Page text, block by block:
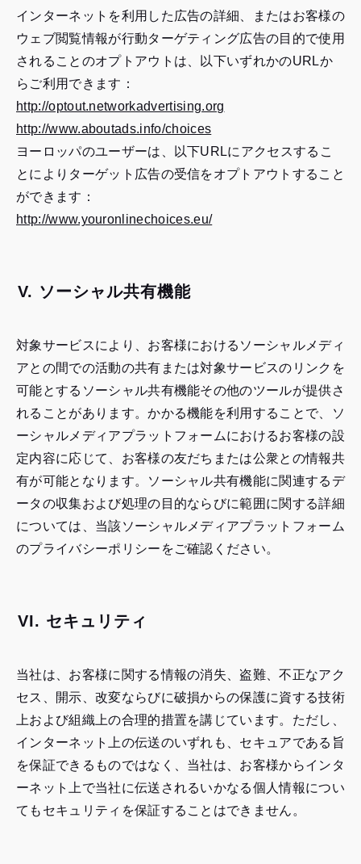
インターネットを利用した広告の詳細、またはお客様の
ウェブ閲覧情報が行動ターゲティング広告の目的で使用
されることのオプトアウトは、以下いずれかのURLか
らご利用できます：
http://optout.networkadvertising.org
サ
イ
http://www.aboutads.info/choices（外
部
サ
ト
ヨーロッパのユーザーは、以下URLにアクセスするこ
とによりターゲット広告の受信をオプトアウトすること
ができます：
http://www.youronlinechoices.eu/（外
開
き
ま
す）
V. ソーシャル共有機能
対象サービスにより、お客様におけるソーシャルメディ
アとの間での活動の共有または対象サービスのリンクを
可能とするソーシャル共有機能その他のツールが提供さ
れることがあります。かかる機能を利用することで、ソ
ーシャルメディアプラットフォームにおけるお客様の設
定内容に応じて、お客様の友だちまたは公衆との情報共
有が可能となります。ソーシャル共有機能に関連するデ
ータの収集および処理の目的ならびに範囲に関する詳細
については、当該ソーシャルメディアプラットフォーム
のプライバシーポリシーをご確認ください。
VI. セキュリティ
当社は、お客様に関する情報の消失、盗難、不正なアク
セス、開示、改変ならびに破損からの保護に資する技術
上および組織上の合理的措置を講じています。ただし、
インターネット上の伝送のいずれも、セキュアである旨
を保証できるものではなく、当社は、お客様からインタ
ーネット上で当社に伝送されるいかなる個人情報につい
てもセキュリティを保証することはできません。